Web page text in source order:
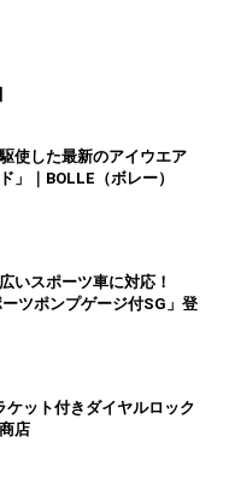
使した最新のアイウエア
」｜BOLLE（ボレー）
いスポーツ車に対応！
ーツポンプゲージ付SG」登
ケット付きダイヤルロック
店